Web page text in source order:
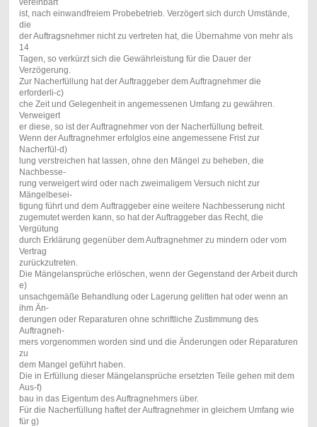
vereinbart
ist, nach einwandfreiem Probebetrieb. Verzögert sich durch Umstände,
die
der Auftragsnehmer nicht zu vertreten hat, die Übernahme von mehr als
14
Tagen, so verkürzt sich die Gewährleistung für die Dauer der
Verzögerung.
Zur Nacherfüllung hat der Auftraggeber dem Auftragnehmer die
erforderli-c)
che Zeit und Gelegenheit in angemessenen Umfang zu gewähren.
Verweigert
er diese, so ist der Auftragnehmer von der Nacherfüllung befreit.
Wenn der Auftragnehmer erfolglos eine angemessene Frist zur
Nacherfül-d)
lung verstreichen hat lassen, ohne den Mängel zu beheben, die
Nachbesse-
rung verweigert wird oder nach zweimaligem Versuch nicht zur
Mängelbesei-
tigung führt und dem Auftraggeber eine weitere Nachbesserung nicht
zugemutet werden kann, so hat der Auftraggeber das Recht, die
Vergütung
durch Erklärung gegenüber dem Auftragnehmer zu mindern oder vom
Vertrag
zurückzutreten.
Die Mängelansprüche erlöschen, wenn der Gegenstand der Arbeit durch
e)
unsachgemäße Behandlung oder Lagerung gelitten hat oder wenn an
ihm Än-
derungen oder Reparaturen ohne schriftliche Zustimmung des
Auftragneh-
mers vorgenommen worden sind und die Änderungen oder Reparaturen
zu
dem Mangel geführt haben.
Die in Erfüllung dieser Mängelansprüche ersetzten Teile gehen mit dem
Aus-f)
bau in das Eigentum des Auftragnehmers über.
Für die Nacherfüllung haftet der Auftragnehmer in gleichem Umfang wie
für g)